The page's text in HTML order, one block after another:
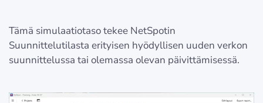
Tämä simulaatiotaso tekee NetSpotin
Suunnittelutilasta erityisen hyödyllisen uuden verkon
suunnittelussa tai olemassa olevan päivittämisessä.